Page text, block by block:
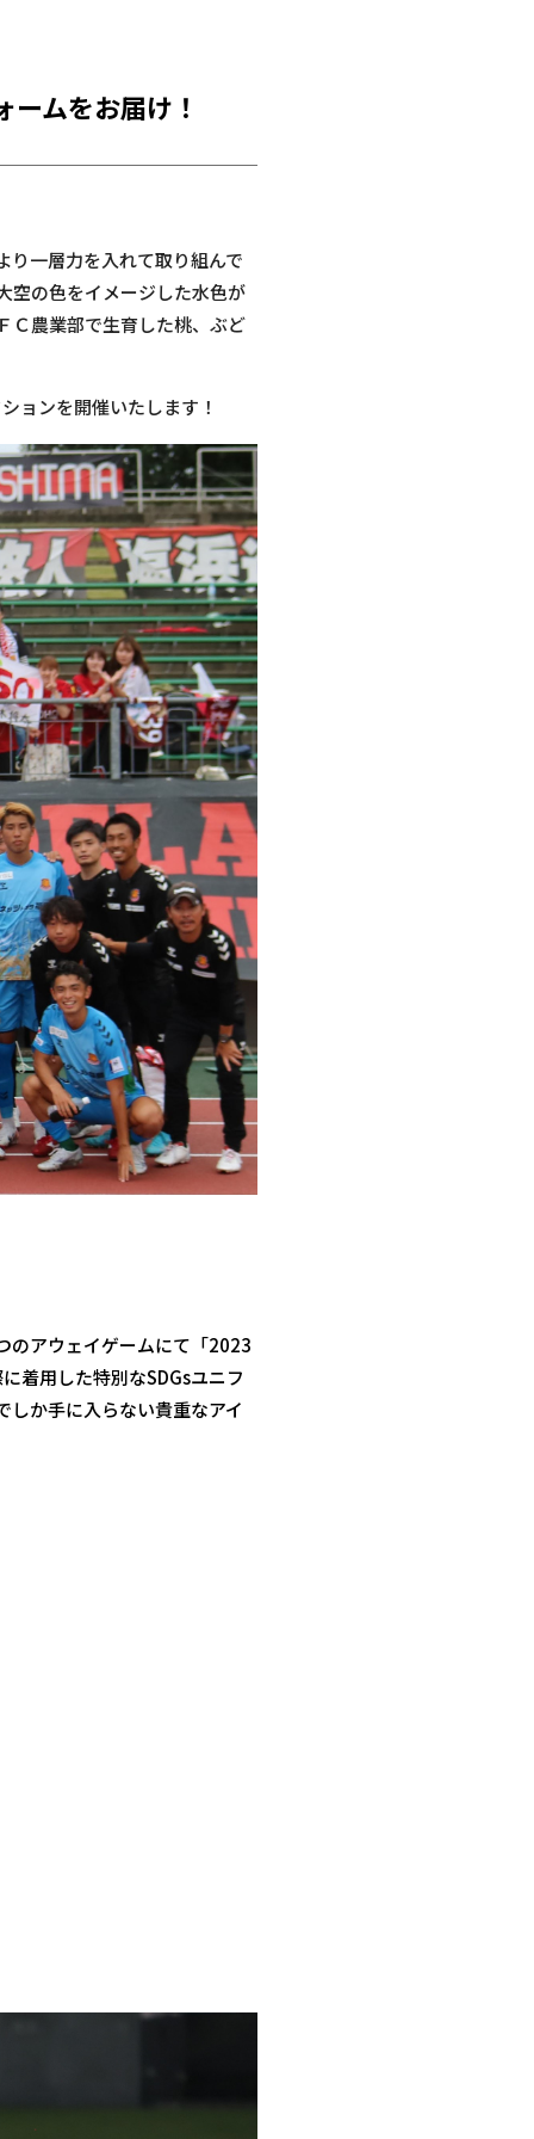
ムをお届け！
一層力を入れて取り組んで
空の色をイメージした水色が
Ｃ農業部で生育した桃、ぶど
ョンを開催いたします！
のアウェイゲームにて「2023
着用した特別なSDGsユニフ
か手に入らない貴重なアイ